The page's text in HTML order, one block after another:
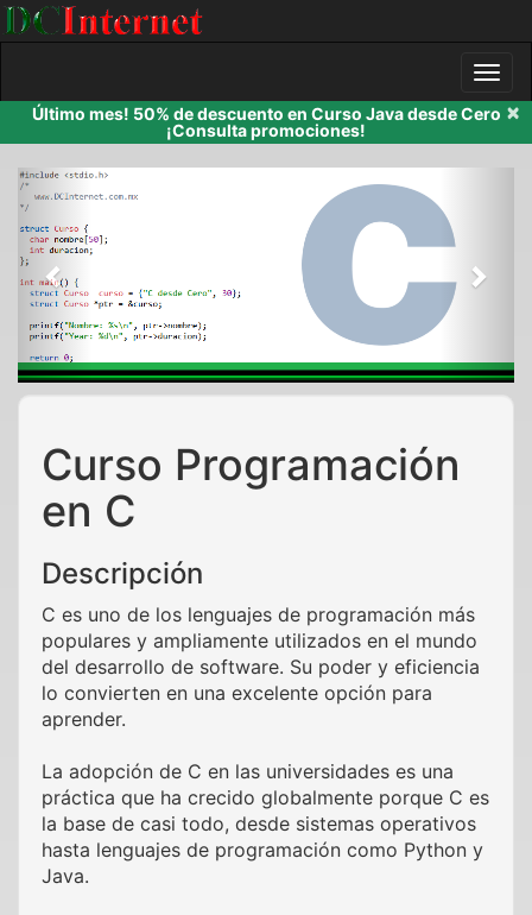
×
Último mes! 50% de descuento en Curso Java desde Cero
¡Consulta promociones!
Previous
Curso Programación
en C
Descripción
C es uno de los lenguajes de programación más
populares y ampliamente utilizados en el mundo
del desarrollo de software. Su poder y eficiencia
lo convierten en una excelente opción para
aprender.
La adopción de C en las universidades es una
práctica que ha crecido globalmente porque C es
la base de casi todo, desde sistemas operativos
hasta lenguajes de programación como Python y
Java.